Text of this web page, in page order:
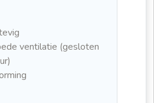
ventilatie (gesloten